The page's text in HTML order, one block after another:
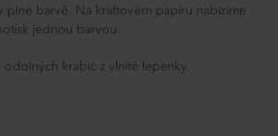
plné barvě. Na kraftovém papíru nabízíme
jednou barvou.
odolných krabic z vlnité lepenky.